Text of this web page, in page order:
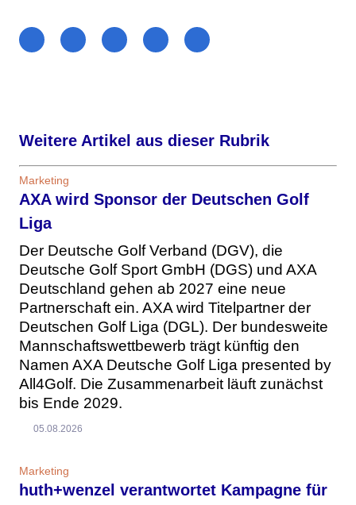
Weitere Artikel aus dieser Rubrik
Marketing
AXA wird Sponsor der Deutschen Golf
Liga
Der Deutsche Golf Verband (DGV), die
Deutsche Golf Sport GmbH (DGS) und AXA
Deutschland gehen ab 2027 eine neue
Partnerschaft ein. AXA wird Titelpartner der
Deutschen Golf Liga (DGL). Der bundesweite
Mannschaftswettbewerb trägt künftig den
Namen AXA Deutsche Golf Liga presented by
All4Golf. Die Zusammenarbeit läuft zunächst
bis Ende 2029.
05.08.2026
Marketing
huth+wenzel verantwortet Kampagne für